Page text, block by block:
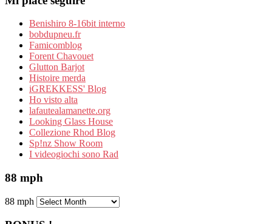
Benishiro 8-16bit interno
bobdupneu.fr
Famicomblog
Forent Chavouet
Glutton Barjot
Histoire merda
iGREKKESS' Blog
Ho visto alta
lafautealamanette.org
Looking Glass House
Collezione Rhod Blog
Sp!nz Show Room
I videogiochi sono Rad
88 mph
88 mph